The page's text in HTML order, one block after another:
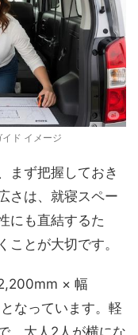
ド イメージ
まず把握しておき
さは、就寝スペー
にも直結するた
ことが大切です。
× 幅
なっています。軽